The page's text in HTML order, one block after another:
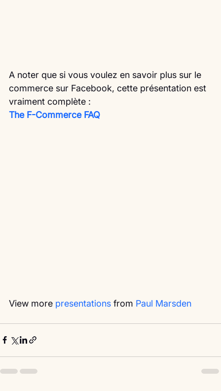
A noter que si vous voulez en savoir plus sur le
commerce sur Facebook, cette présentation est
vraiment complète :
The F-Commerce FAQ
View more presentations from Paul Marsden